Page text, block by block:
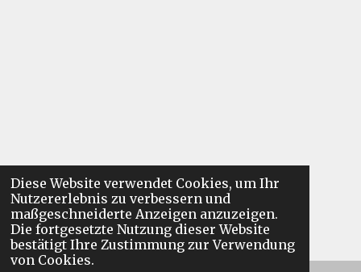
Diese Website verwendet Cookies, um Ihr
Nutzererlebnis zu verbessern und
maßgeschneiderte Anzeigen anzuzeigen.
Die fortgesetzte Nutzung dieser Website
bestätigt Ihre Zustimmung zur Verwendung
von Cookies.